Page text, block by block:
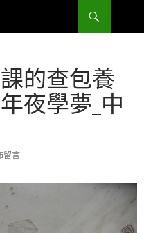
的查包養
夜學夢_中
留言